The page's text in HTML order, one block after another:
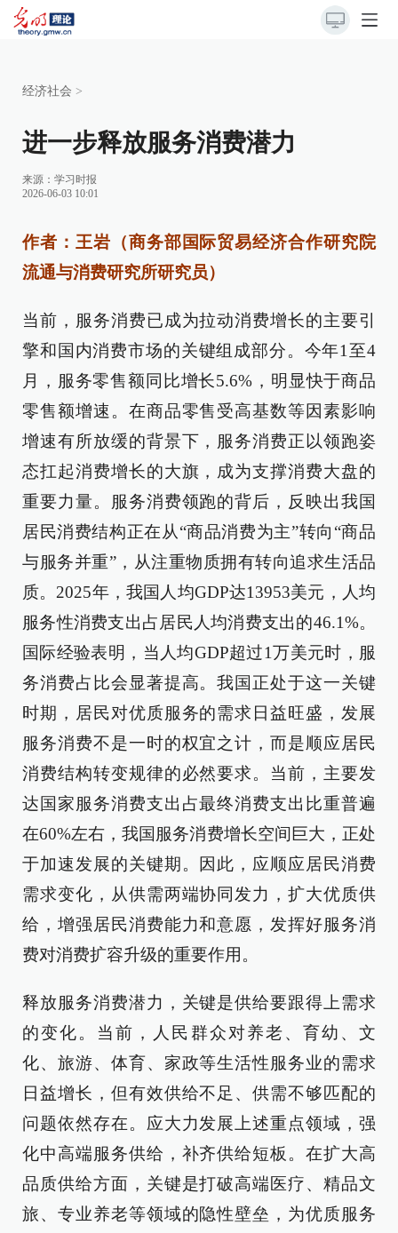
经济社会 >
进一步释放服务消费潜力
来源： 学习时报
2026-06-03 10:01
作者：王岩（商务部国际贸易经济合作研究院
流通与消费研究所研究员）
当前，服务消费已成为拉动消费增长的主要引
擎和国内消费市场的关键组成部分。今年1至4
月，服务零售额同比增长5.6%，明显快于商品
零售额增速。在商品零售受高基数等因素影响
增速有所放缓的背景下，服务消费正以领跑姿
态扛起消费增长的大旗，成为支撑消费大盘的
重要力量。服务消费领跑的背后，反映出我国
居民消费结构正在从“商品消费为主”转向“商品
与服务并重”，从注重物质拥有转向追求生活品
质。2025年，我国人均GDP达13953美元，人均
服务性消费支出占居民人均消费支出的46.1%。
国际经验表明，当人均GDP超过1万美元时，服
务消费占比会显著提高。我国正处于这一关键
时期，居民对优质服务的需求日益旺盛，发展
服务消费不是一时的权宜之计，而是顺应居民
消费结构转变规律的必然要求。当前，主要发
达国家服务消费支出占最终消费支出比重普遍
在60%左右，我国服务消费增长空间巨大，正处
于加速发展的关键期。因此，应顺应居民消费
需求变化，从供需两端协同发力，扩大优质供
给，增强居民消费能力和意愿，发挥好服务消
费对消费扩容升级的重要作用。
释放服务消费潜力，关键是供给要跟得上需求
的变化。当前，人民群众对养老、育幼、文
化、旅游、体育、家政等生活性服务业的需求
日益增长，但有效供给不足、供需不够匹配的
问题依然存在。应大力发展上述重点领域，强
化中高端服务供给，补齐供给短板。在扩大高
品质供给方面，关键是打破高端医疗、精品文
旅、专业养老等领域的隐性壁垒，为优质服务